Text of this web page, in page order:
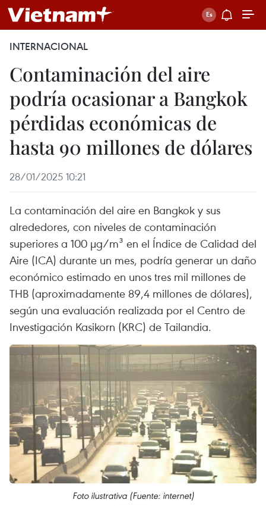
INTERNACIONAL
Contaminación del aire
podría ocasionar a Bangkok
pérdidas económicas de
hasta 90 millones de dólares
28/01/2025 10:21
La contaminación del aire en Bangkok y sus
alrededores, con niveles de contaminación
superiores a 100 µg/m³ en el Índice de Calidad del
Aire (ICA) durante un mes, podría generar un daño
económico estimado en unos tres mil millones de
THB (aproximadamente 89,4 millones de dólares),
según una evaluación realizada por el Centro de
Investigación Kasikorn (KRC) de Tailandia.
Foto ilustrativa (Fuente: internet)